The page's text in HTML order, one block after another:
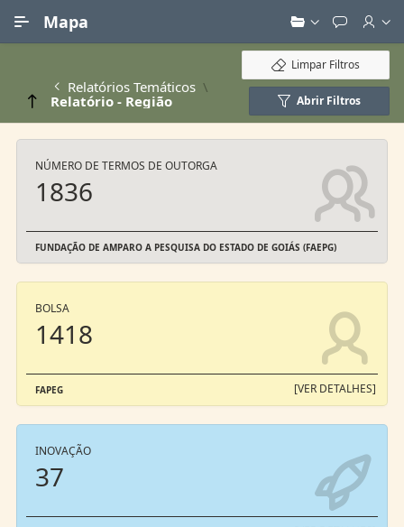
Mapa
Relatórios Temáticos
Relatório - Região
Limpar Filtros
Abrir Filtros
NÚMERO DE TERMOS DE OUTORGA
1836
FUNDAÇÃO DE AMPARO A PESQUISA DO ESTADO DE GOIÁS (FAEPG)
BOLSA
1418
FAPEG [VER DETALHES]
INOVAÇÃO
37